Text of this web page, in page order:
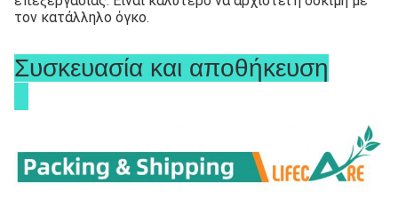
τον κατάλληλο όγκο.
Συσκευασία και αποθήκευση